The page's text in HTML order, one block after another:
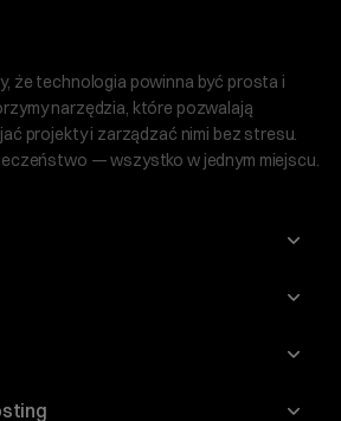
że technologia powinna być prosta i
narzędzia, które pozwalają
projekty i zarządzać nimi bez stresu.
— wszystko w jednym miejscu.